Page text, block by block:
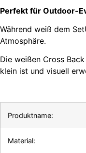
Perfekt für Outdoor-
Während weiß dem
Atmosphäre.
Die weißen Cross
klein ist und visuell
Produktname:
Material: